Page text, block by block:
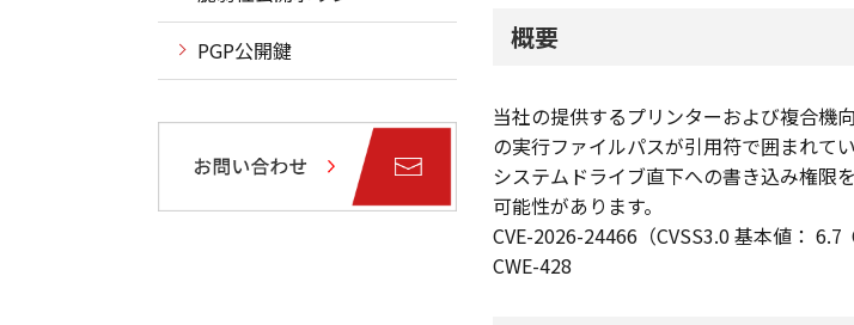
概要
当社の提供するプリンターおよび複合機
の実行ファイルパスが引用符で囲まれて
システムドライブ直下への書き込み権限
可能性があります。
CVE-2026-24466（CVSS3.0 基本値： 6.7
CWE-428
PGP公開鍵